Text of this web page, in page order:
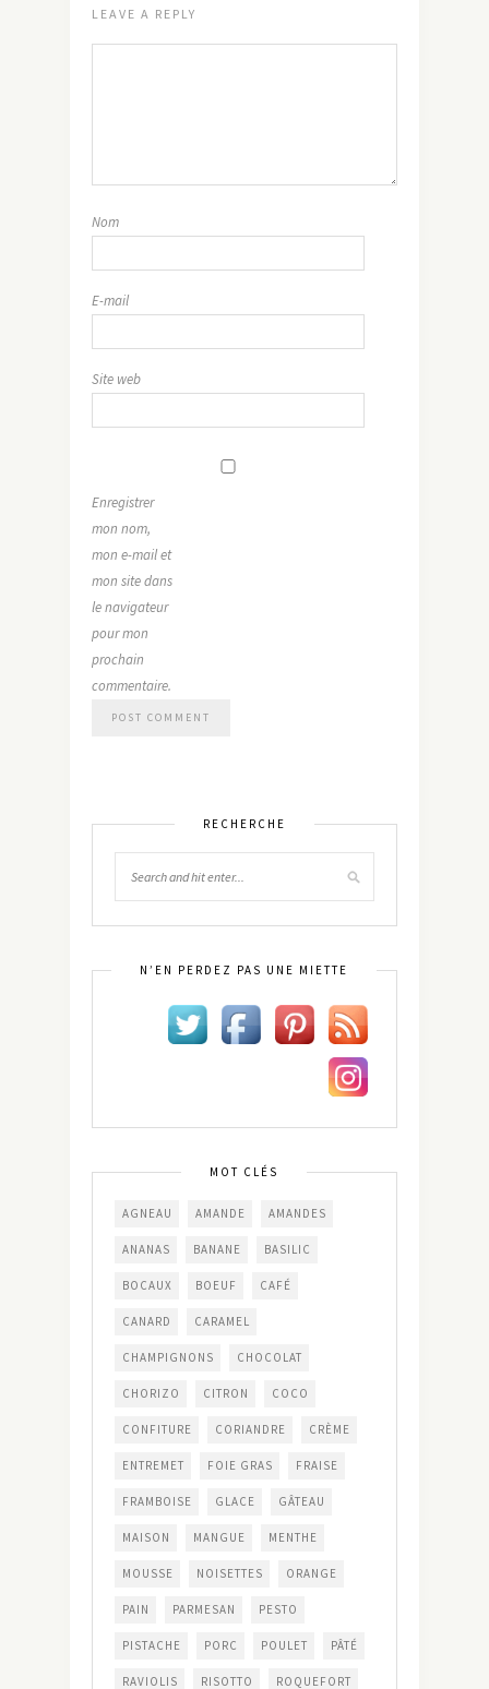
LEAVE A REPLY
Nom
E-mail
Site web
Enregistrer
mon nom,
mon e-mail et
mon site dans
le navigateur
pour mon
prochain
commentaire.
RECHERCHE
N’EN PERDEZ PAS UNE MIETTE
MOT CLÉS
AGNEAU AMANDE AMANDES
ANANAS BANANE BASILIC
BOCAUX BOEUF CAFÉ
CANARD CARAMEL
CHAMPIGNONS CHOCOLAT
CHORIZO CITRON COCO
CONFITURE CORIANDRE CRÈME
ENTREMET FOIE GRAS FRAISE
FRAMBOISE GLACE GÂTEAU
MAISON MANGUE MENTHE
MOUSSE NOISETTES ORANGE
PAIN PARMESAN PESTO
PISTACHE PORC POULET PÂTÉ
RAVIOLIS RISOTTO ROQUEFORT